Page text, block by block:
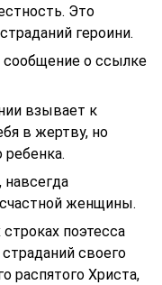
Это
героини.
сообщение о ссылке
взывает к
в жертву, но
ребенка.
женщины.
поэтесса
своего
распятого Христа,